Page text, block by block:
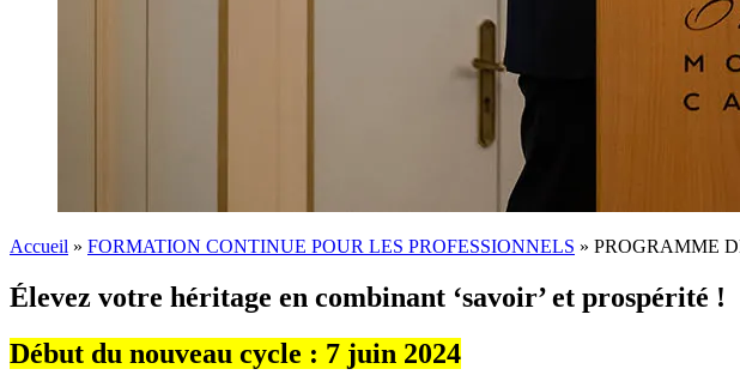
Accueil » FORMATION CONTINUE POUR LES PROFESSIONNELS » PROGRAMME
Élevez votre héritage en combinant ‘savoir’ et prospérité !
Début du nouveau cycle : 7 juin 2024